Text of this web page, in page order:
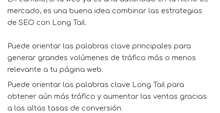
mercado, es una buena idea combinar las estrategias
de SEO con Long Tail.
Puede orientar las palabras clave principales para
generar grandes volúmenes de tráfico más o menos
relevante a tu página web.
Puede orientar las palabras clave Long Tail para
obtener aún más tráfico y aumentar las ventas gracias
a las altas tasas de conversión.